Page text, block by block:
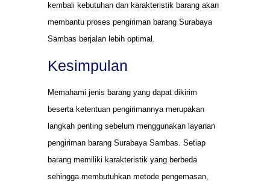
kembali kebutuhan dan karakteristik barang akan
membantu proses pengiriman barang Surabaya
Sambas berjalan lebih optimal.
Kesimpulan
Memahami jenis barang yang dapat dikirim
beserta ketentuan pengirimannya merupakan
langkah penting sebelum menggunakan layanan
pengiriman barang Surabaya Sambas. Setiap
barang memiliki karakteristik yang berbeda
sehingga membutuhkan metode pengemasan,